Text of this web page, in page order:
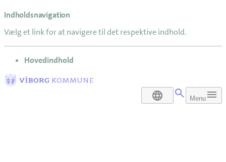
Indholdsnavigation
Vælg et link for at navigere til det respektive indhold.
gå til
Hovedindhold
DA Menu